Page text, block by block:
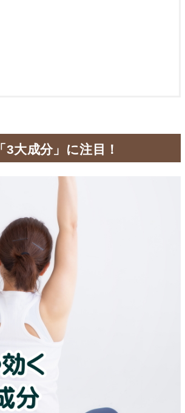
大成分」に注目！